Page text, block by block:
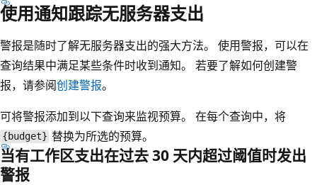
使用通知跟踪无服务器支出
警报是随时了解无服务器支出的强大方法。 使用警报，可以在
查询结果中满足某些条件时收到通知。 若要了解如何创建警
报，请参阅创建警报。
可将警报添加到以下查询来监视预算。 在每个查询中，将
{budget} 替换为所选的预算。
当有工作区支出在过去 30 天内超过阈值时发出
警报